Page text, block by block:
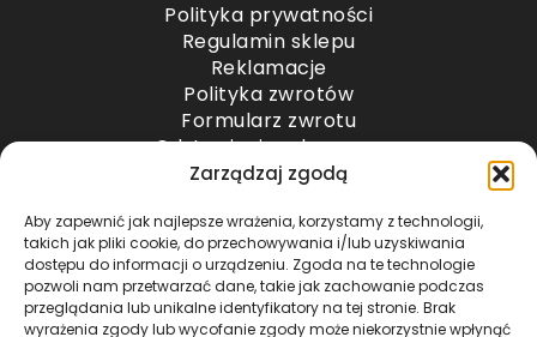
Zarządzaj zgodą
Aby zapewnić jak najlepsze wrażenia, korzystamy z technologii,
takich jak pliki cookie, do przechowywania i/lub uzyskiwania
dostępu do informacji o urządzeniu. Zgoda na te technologie
pozwoli nam przetwarzać dane, takie jak zachowanie podczas
przeglądania lub unikalne identyfikatory na tej stronie. Brak
wyrażenia zgody lub wycofanie zgody może niekorzystnie wpłynąć
Polityka prywatności
Regulamin sklepu
Reklamacje
Polityka zwrotów
Formularz zwrotu
Odstąpienie od umowy
Odstąpienie od umowy – przesyłki paletowe
METODY PŁATNOŚCI